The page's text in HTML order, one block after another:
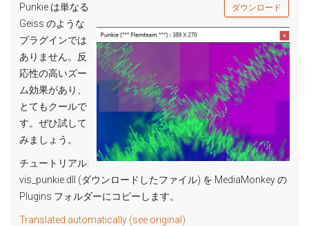
ダウンロード
Punkie は単なる
Geiss のような
プラグインでは
ありません。反
応性の高いズー
ム効果があり、
とてもクールで
す。ぜひ試して
みましょう。
チュートリアル:
vis_punkie.dll (ダウンロードしたファイル) を MediaMonkey の
Plugins フォルダーにコピーします。
Translated automatically (see original)